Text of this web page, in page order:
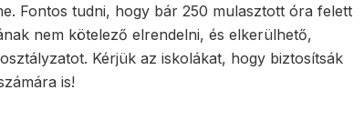
Fontos tudni, hogy bár 250 mulasztott óra felett
nem kötelező elrendelni, és elkerülhető,
Kérjük az iskolákat, hogy biztosítsák
is!